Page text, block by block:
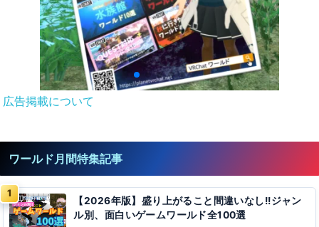
広告掲載について
ワールド月間特集記事
【2026年版】盛り上がること間違いなし!!ジャン
ル別、面白いゲームワールド全100選